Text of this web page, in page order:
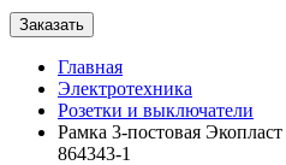
Заказать
Главная
Электротехника
Розетки и выключатели
Рамка 3-постовая
864343-1